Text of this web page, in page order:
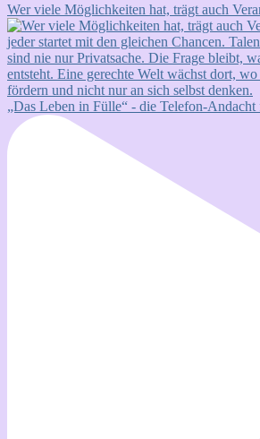
Wer viele Möglichkeiten hat, trägt auch
„Das Leben in Fülle“ - die Telefon-Andacht